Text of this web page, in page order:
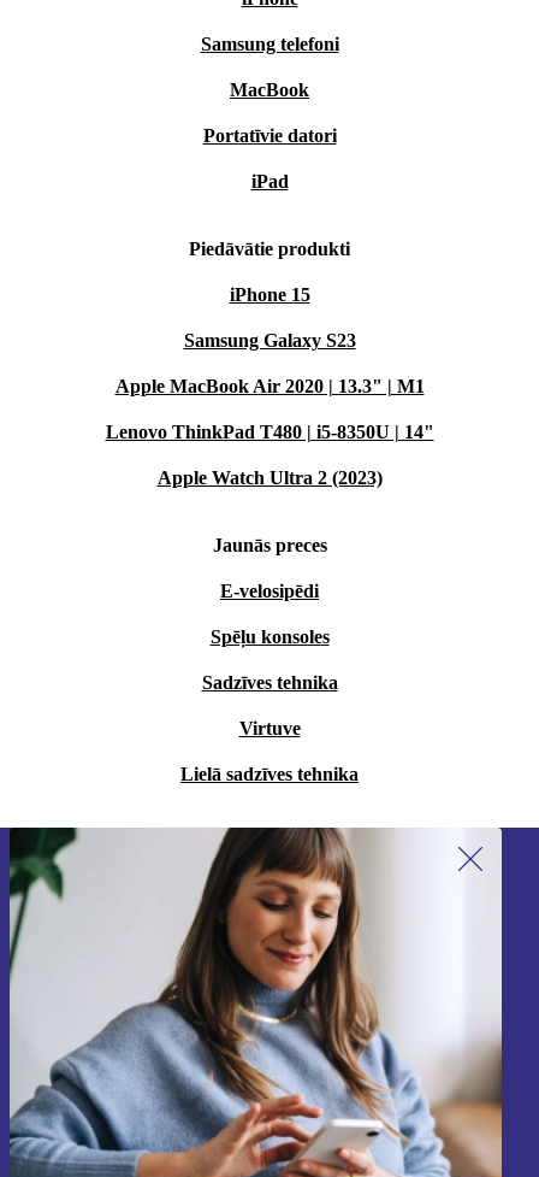
Samsung telefoni
MacBook
Portatīvie datori
iPad
Piedāvātie produkti
iPhone 15
Samsung Galaxy S23
Apple MacBook Air 2020 | 13.3" | M1
Lenovo ThinkPad T480 | i5-8350U | 14"
Apple Watch Ultra 2 (2023)
Jaunās preces
E-velosipēdi
Spēļu konsoles
Sadzīves tehnika
Virtuve
Lielā sadzīves tehnika
Piesakieties mūsu jaunumu
saņemšanai!
Nekad vairs nepalaidiet garām nevienu
piedāvājumu.
Reģistrēties
Informāciju par personas datu izmantošanu varat atrast mūsu
Privātuma politikā.